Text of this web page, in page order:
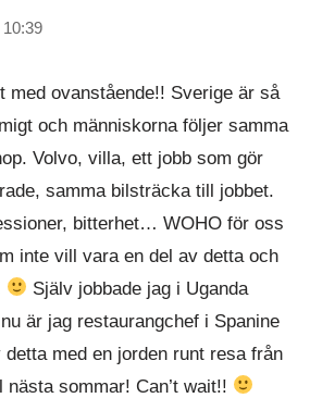
med ovanstående!! Sverige är så
och människorna följer samma
Volvo, villa, ett jobb som gör
samma bilsträcka till jobbet.
bitterhet… WOHO för oss
inte vill vara en del av detta och
Själv jobbade jag i Uganda
är jag restaurangchef i Spanine
med en jorden runt resa från
nästa sommar! Can’t wait!!